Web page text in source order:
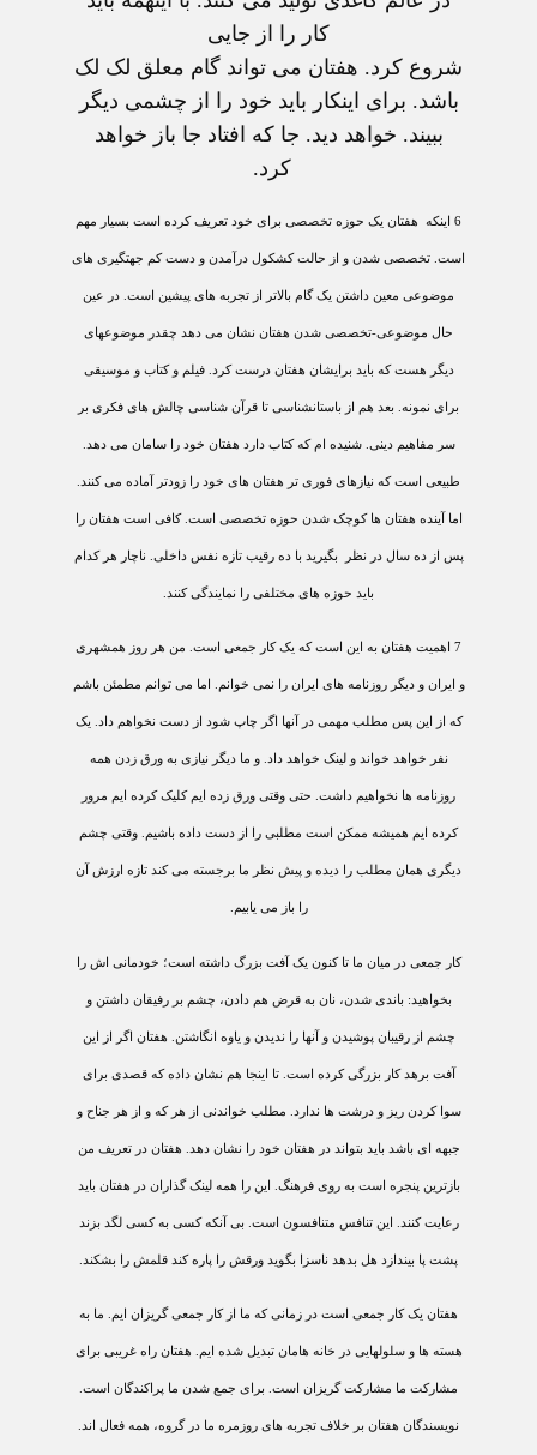
کار را از جايی
شروع کرد. هفتان می تواند گام معلق لک لک
باشد. برای اينکار بايد خود را از چشمی ديگر
ببيند. خواهد ديد. جا که افتاد جا باز خواهد
کرد.
6 اينکه هفتان يک حوزه تخصصی برای خود تعريف کرده است بسيار مهم
است. تخصصی شدن و از حالت کشکول درآمدن و دست کم جهتگيری های
موضوعی معين داشتن يک گام بالاتر از تجربه های پيشين است. در عين
حال موضوعی-تخصصی شدن هفتان نشان می دهد چقدر موضوعهای
ديگر هست که بايد برايشان هفتان درست کرد. فيلم و کتاب و موسيقی
برای نمونه. بعد هم از باستانشناسی تا قرآن شناسی چالش های فکری بر
سر مفاهيم دينی. شنيده ام که کتاب دارد هفتان خود را سامان می دهد.
طبيعی است که نيازهای فوری تر هفتان های خود را زودتر آماده می کنند.
اما آينده هفتان ها کوچک شدن حوزه تخصصی است. کافی است هفتان را
پس از ده سال در نظر بگيريد با ده رقيب تازه نفس داخلی. ناچار هر کدام
بايد حوزه های مختلفی را نمايندگی کنند.
7 اهميت هفتان به اين است که يک کار جمعی است. من هر روز همشهری
و ايران و ديگر روزنامه های ايران را نمی خوانم. اما می توانم مطمئن باشم
که از اين پس مطلب مهمی در آنها اگر چاپ شود از دست نخواهم داد. يک
نفر خواهد خواند و لينک خواهد داد. و ما ديگر نيازی به ورق زدن همه
روزنامه ها نخواهيم داشت. حتی وقتی ورق زده ايم کليک کرده ايم مرور
کرده ايم هميشه ممکن است مطلبی را از دست داده باشيم. وقتی چشم
ديگری همان مطلب را ديده و پيش نظر ما برجسته می کند تازه ارزش آن
را باز می يابيم.
کار جمعی در ميان ما تا کنون يک آفت بزرگ داشته است؛ خودمانی اش را
بخواهيد: باندی شدن، نان به قرض هم دادن، چشم بر رفيقان داشتن و
چشم از رقيبان پوشيدن و آنها را نديدن و ياوه انگاشتن. هفتان اگر از اين
آفت برهد کار بزرگی کرده است. تا اينجا هم نشان داده که قصدی برای
سوا کردن ريز و درشت ها ندارد. مطلب خواندنی از هر که و از هر جناح و
جبهه ای باشد بايد بتواند در هفتان خود را نشان دهد. هفتان در تعريف من
بازترين پنجره است به روی فرهنگ. اين را همه لينک گذاران در هفتان بايد
رعايت کنند. اين تنافس متنافسون است. بی آنکه کسی به کسی لگد بزند
پشت پا بيندازد هل بدهد ناسزا بگويد ورقش را پاره کند قلمش را بشکند.
هفتان يک کار جمعی است در زمانی که ما از کار جمعی گريزان ايم. ما به
هسته ها و سلولهايی در خانه هامان تبديل شده ايم. هفتان راه غريبی برای
مشارکت ما مشارکت گريزان است. برای جمع شدن ما پراکندگان است.
نويسندگان هفتان بر خلاف تجربه های روزمره ما در گروه، همه فعال اند.